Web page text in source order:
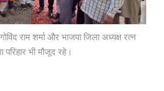
राम शर्मा और भाजपा जिला अध्यक्ष रत्न
परिहार भी मौजूद रहे।